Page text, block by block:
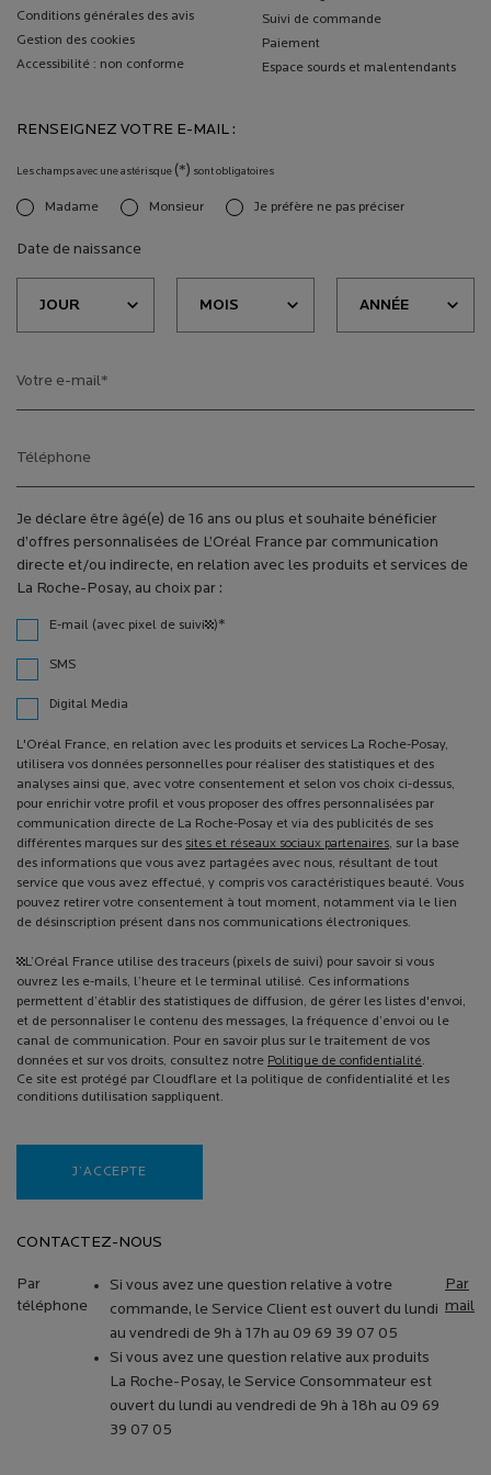
Conditions générales des avis
Gestion des cookies
Accessibilité : non conforme
Suivi de commande
Paiement
Espace sourds et malentendants
RENSEIGNEZ VOTRE E-MAIL :
Les champs avec une astérisque (*) sont obligatoires
newslettersignup.title.legend
Madame Monsieur Je préfère ne pas préciser
Date de naissance
Votre e-mail*
Téléphone
Je déclare être âgé(e) de 16 ans ou plus et souhaite bénéficier
d’offres personnalisées de L’Oréal France par communication
directe et/ou indirecte, en relation avec les produits et services de
La Roche-Posay, au choix par :
E-mail (avec pixel de suivi¹)*
SMS
Digital Media
L'Oréal France, en relation avec les produits et services La Roche-Posay,
utilisera vos données personnelles pour réaliser des statistiques et des
analyses ainsi que, avec votre consentement et selon vos choix ci-dessus,
pour enrichir votre profil et vous proposer des offres personnalisées par
communication directe de La Roche-Posay et via des publicités de ses
différentes marques sur des sites et réseaux sociaux partenaires, sur la base
des informations que vous avez partagées avec nous, résultant de tout
service que vous avez effectué, y compris vos caractéristiques beauté. Vous
pouvez retirer votre consentement à tout moment, notamment via le lien
de désinscription présent dans nos communications électroniques.
¹L’Oréal France utilise des traceurs (pixels de suivi) pour savoir si vous
ouvrez les e-mails, l’heure et le terminal utilisé. Ces informations
permettent d’établir des statistiques de diffusion, de gérer les listes d'envoi,
et de personnaliser le contenu des messages, la fréquence d’envoi ou le
canal de communication. Pour en savoir plus sur le traitement de vos
données et sur vos droits, consultez notre Politique de confidentialité.
Ce site est protégé par Cloudflare et la politique de confidentialité et les
conditions dutilisation sappliquent.
J’ACCEPTE
CONTACTEZ-NOUS
Par
téléphone
Si vous avez une question relative à votre
commande, le Service Client est ouvert du lundi
au vendredi de 9h à 17h au 09 69 39 07 05
Si vous avez une question relative aux produits
La Roche-Posay, le Service Consommateur est
ouvert du lundi au vendredi de 9h à 18h au 09 69
39 07 05
Par
mail